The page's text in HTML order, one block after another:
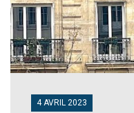
4 AVRIL 2023